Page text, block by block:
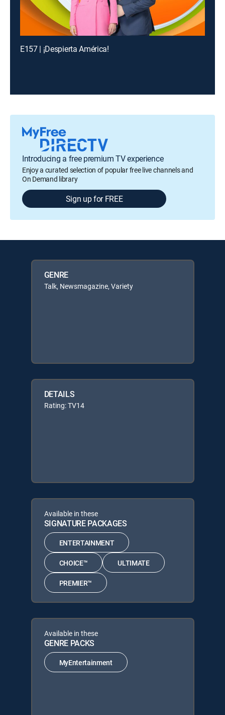
E157 | ¡Despierta América!
Introducing a free premium TV experience
Enjoy a curated selection of popular free live channels and
On Demand library
Sign up for FREE
GENRE
Talk, Newsmagazine, Variety
DETAILS
Rating: TV14
Available in these
SIGNATURE PACKAGES
ENTERTAINMENT
CHOICE™ ULTIMATE
PREMIER™
Available in these
GENRE PACKS
MyEntertainment